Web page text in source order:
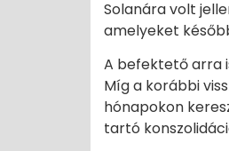
Solanára volt
amelyeket
A befektető arra
Míg a korábbi
hónapokon
tartó